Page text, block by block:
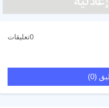
0تعليقات
(0)